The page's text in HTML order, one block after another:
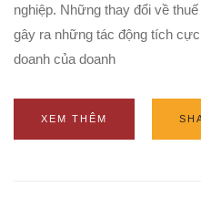
nghiệp. Những thay đổi về
gây ra những tác động tích
doanh của doanh
XEM THÊM